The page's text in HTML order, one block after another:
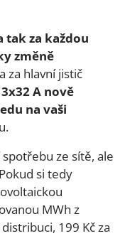
tak za každou
změně
za hlavní jistič
A nově
na vaši
ze sítě, ale
si tedy
MWh z
199 Kč za